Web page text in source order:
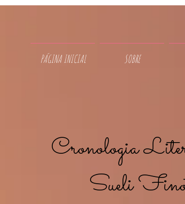
PÁGINA INICIAL SOBRE
Cronologia
Sueli